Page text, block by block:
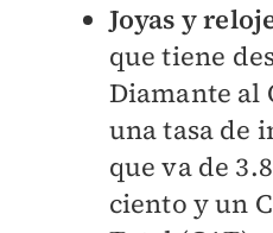
Joyas y
que tiene
Diamante al
una tasa de
que va de
ciento y un